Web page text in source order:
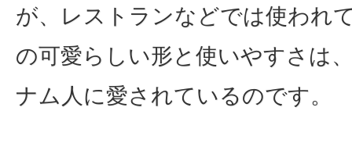
が、レストランなどでは使われ
の可愛らしい形と使いやすさは
ナム人に愛されているのです。